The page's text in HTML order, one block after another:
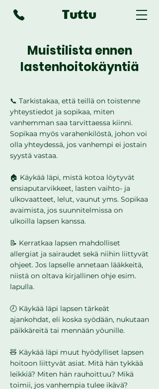
Tuttu
Muistilista ennen
lastenhoitokäyntiä
​📞 Tarkistakaa, että teillä on toistenne
yhteystiedot ja sopikaa, miten
vanhemman saa tarvittaessa kiinni.
Sopikaa myös varahenkilöstä, johon voi
olla yhteydessä, jos vanhempi ei jostain
syystä vastaa. ​
🏠 Käykää läpi, mistä kotoa löytyvät
ensiaputarvikkeet, lasten vaihto- ja
ulkovaatteet, lelut, vaunut yms. Sopikaa
avaimista, jos suunnitelmissa on
ulkoilla lapsen kanssa.
📝 Kerratkaa lapsen mahdolliset
allergiat ja sairaudet sekä niihin liittyvät
ohjeet. Jos lapselle annetaan lääkkeitä,
niistä on oltava kirjallinen ohje esim.
lapulla.
🕗 Käykää läpi lapsen tärkeät
ajankohdat, eli koska syödään, nukutaan
päikkäreitä tai mennään yöunille.
🧸 Käykää läpi muut hyödylliset lapsen
hoitoon liittyvät asiat. Mitä hän tykkää
leikkiä? Miten hän rauhoittuu? Mikä
toimii, jos vanhempia tulee ikävä?